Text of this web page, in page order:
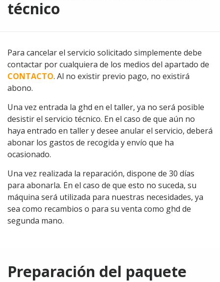
técnico
Para cancelar el servicio solicitado simplemente debe
contactar por cualquiera de los medios del apartado de
CONTACTO. Al no existir previo pago, no existirá
abono.
Una vez entrada la ghd en el taller, ya no será posible
desistir el servicio técnico. En el caso de que aún no
haya entrado en taller y desee anular el servicio, deberá
abonar los gastos de recogida y envío que ha
ocasionado.
Una vez realizada la reparación, dispone de 30 días
para abonarla. En el caso de que esto no suceda, su
máquina será utilizada para nuestras necesidades, ya
sea como recambios o para su venta como ghd de
segunda mano.
Preparación del paquete